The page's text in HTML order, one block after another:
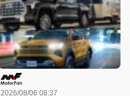
2026/08/06 08:37